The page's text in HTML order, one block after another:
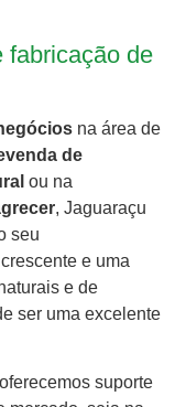
fabricação de
na área de
de
ou na
, Jaguaraçu
seu
e uma
e de
ser uma excelente
suporte